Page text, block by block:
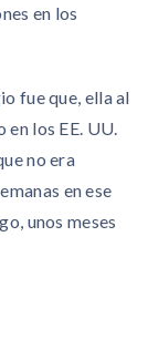
en los
fue que, ella al
los EE. UU.
no era
en ese
unos meses